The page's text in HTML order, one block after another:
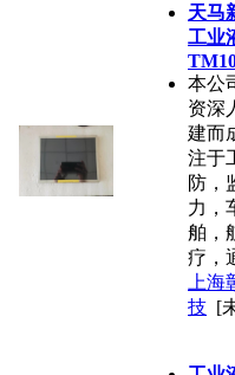
天马
工业
本公
资深
建而
注于
防，
力，
舶，
疗，
上
技 [